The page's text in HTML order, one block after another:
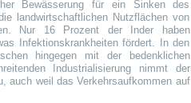
Bewässerung für ein Sinken des
landwirtschaftlichen Nutzflächen von
Nur 16 Prozent der Inder haben
Infektionskrankheiten fördert. In den
hingegen mit der bedenklichen
Industrialisierung nimmt der
auch weil das Verkehrsaufkommen auf